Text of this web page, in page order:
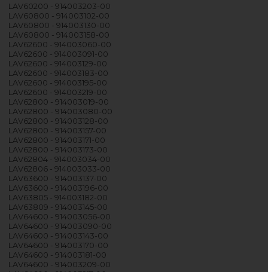
LAV60200 - 914003203-00
LAV60800 - 914003102-00
LAV60800 - 914003130-00
LAV60800 - 914003158-00
LAV62600 - 914003060-00
LAV62600 - 914003091-00
LAV62600 - 914003129-00
LAV62600 - 914003183-00
LAV62600 - 914003195-00
LAV62600 - 914003219-00
LAV62800 - 914003019-00
LAV62800 - 914003080-00
LAV62800 - 914003128-00
LAV62800 - 914003157-00
LAV62800 - 914003171-00
LAV62800 - 914003173-00
LAV62804 - 914003034-00
LAV62806 - 914003033-00
LAV63600 - 914003137-00
LAV63600 - 914003196-00
LAV63805 - 914003182-00
LAV63809 - 914003145-00
LAV64600 - 914003056-00
LAV64600 - 914003090-00
LAV64600 - 914003143-00
LAV64600 - 914003170-00
LAV64600 - 914003181-00
LAV64600 - 914003209-00